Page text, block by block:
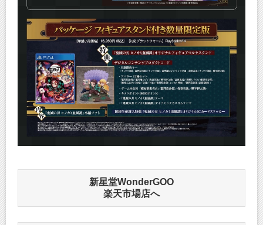
新星堂WonderGOO
楽天市場店へ